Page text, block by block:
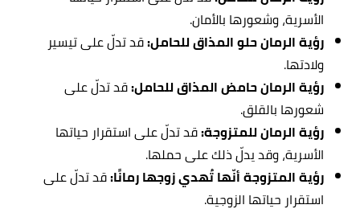
الأسرية، وشعورها بالأمان.
رؤية الرمان حلو المذاق للحامل:قد تدلّ على تيسير
ولادتها.
رؤية الرمان حامض المذاق للحامل:قد تدلّ على
شعورها بالقلق.
رؤية الرمان للمتزوجة:قد تدلّ على استقرار حياتها
الأسرية، وقد يدلّ ذلك على حملها.
رؤية المتزوجة أنّها تُهدي زوجها رمانًا:قد تدلّ على
استقرار حياتها الزوجية.